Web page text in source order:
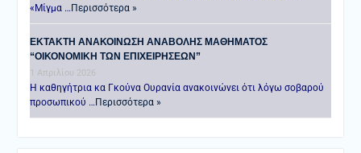
«Μίγμα …Περισσότερα »
ΕΚΤΑΚΤΗ ΑΝΑΚΟΙΝΩΣΗ ΑΝΑΒΟΛΗΣ ΜΑΘΗΜΑΤΟΣ
“ΟΙΚΟΝΟΜΙΚΗ ΤΩΝ ΕΠΙΧΕΙΡΗΣΕΩΝ”
1 Απριλίου 2026
Η καθηγήτρια κα Γκούνα Ουρανία ανακοινώνει ότι λόγω σοβαρού
προσωπικού …Περισσότερα »